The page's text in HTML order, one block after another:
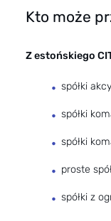
Kto może
Z estońskiego
spółki
spółki
spółki
proste
spółki z